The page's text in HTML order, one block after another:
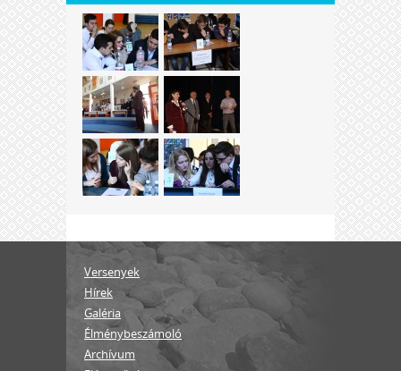
Versenyek
Hírek
Galéria
Élménybeszámoló
Archívum